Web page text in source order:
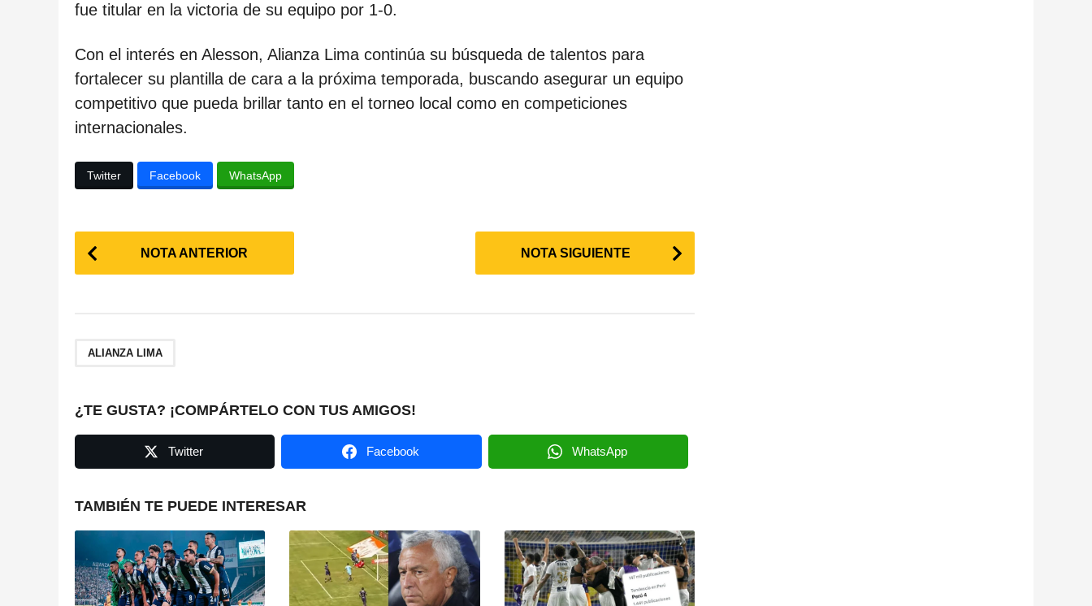
fue titular en la victoria de su equipo por 1-0.
Con el interés en Alesson, Alianza Lima continúa su búsqueda de talentos para
fortalecer su plantilla de cara a la próxima temporada, buscando asegurar un equipo
competitivo que pueda brillar tanto en el torneo local como en competiciones
internacionales.
Twitter Facebook WhatsApp
P
o
a
g
i
n
a
t
NOTA ANTERIOR NOTA SIGUIENTE
ALIANZA LIMA
¿TE GUSTA? ¡COMPÁRTELO CON TUS AMIGOS!
Twitter Facebook WhatsApp
TAMBIÉN TE PUEDE INTERESAR